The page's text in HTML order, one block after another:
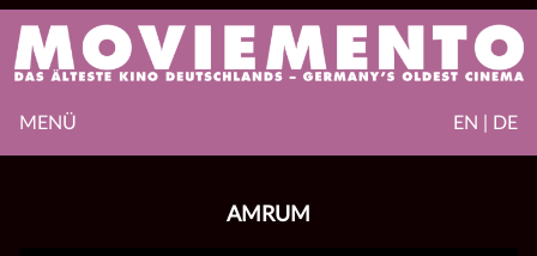
EN | DE
MENÜ
AMRUM